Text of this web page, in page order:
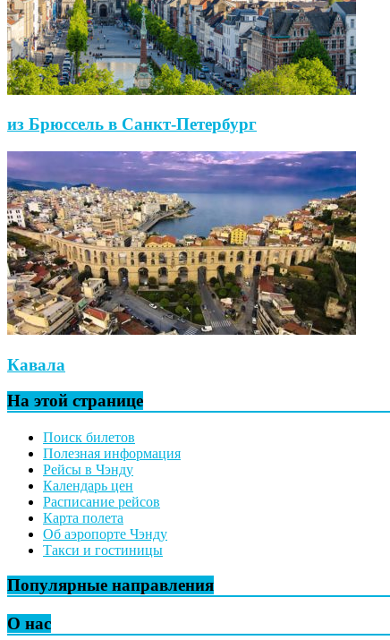
из Брюссель в Санкт-Петербург
Кавала
На этой странице
Поиск билетов
Полезная информация
Рейсы в Чэнду
Календарь цен
Расписание рейсов
Карта полета
Об аэропорте Чэнду
Такси и гостиницы
Популярные направления
О нас